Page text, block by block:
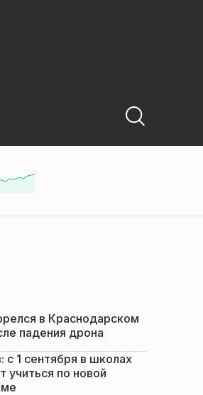
в Краснодарском
падения дрона
с 1 сентября в школах
учиться по новой